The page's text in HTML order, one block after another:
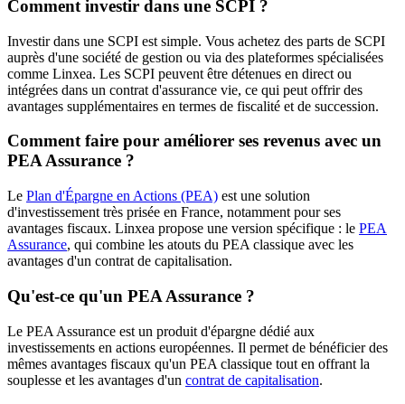
Comment investir dans une SCPI ?
Investir dans une SCPI est simple. Vous achetez des parts de SCPI
auprès d'une société de gestion ou via des plateformes spécialisées
comme Linxea. Les SCPI peuvent être détenues en direct ou
intégrées dans un contrat d'assurance vie, ce qui peut offrir des
avantages supplémentaires en termes de fiscalité et de succession.
Comment faire pour améliorer ses revenus avec un
PEA Assurance ?
Le Plan d'Épargne en Actions (PEA) est une solution
d'investissement très prisée en France, notamment pour ses
avantages fiscaux. Linxea propose une version spécifique : le PEA
Assurance, qui combine les atouts du PEA classique avec les
avantages d'un contrat de capitalisation.
Qu'est-ce qu'un PEA Assurance ?
Le PEA Assurance est un produit d'épargne dédié aux
investissements en actions européennes. Il permet de bénéficier des
mêmes avantages fiscaux qu'un PEA classique tout en offrant la
souplesse et les avantages d'un contrat de capitalisation.